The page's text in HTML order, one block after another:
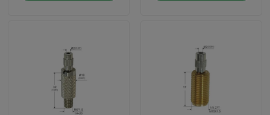
Produkte